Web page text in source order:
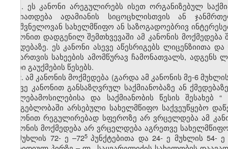
1. ეს კანონი არეგულირებს ისეთ ორგანიზებულ
ხასიათდება ადამიანის სიცოცხლისთვის ან
მნიშვნელოვან სახელმწიფო ან საზოგადოებრივ
კანონით დადგენილ შემთხვევაში ამ კანონის
ქმედებაზე. ეს კანონი ასევე აწესრიგებს
ნებართვის სახეების ამომწურავ ჩამონათვალს,
მათი გაუქმების წესებს.
2.ამ კანონის მოქმედება (გარდა ამ კანონის მე-6
ამავე კანონით განსაზღვრულ საქმიანობაზე ან
უფლებამოსილებისა და საქმიანობის წესის შესახებ “
გამგებლობაში არსებული სახელმწიფო საქვეუწყებო
კანონით რეგულირებად სფეროზე არ ვრცელდება ამ
კანონის მოქმედება არ ვრცელდება აგრეთვე
მუხლის 72- ე –725 პუნქტებითა და 24- ე მუხლის 54- ე